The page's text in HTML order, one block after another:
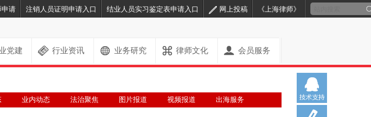
申请 注销人员证明申请入口 结业人员实习鉴定表申请入口 网上投稿 《上海律师》
党建 行业资讯 业务研究 律师文化 会员服务
业内动态 法治聚焦 图片报道 视频报道 出海服务